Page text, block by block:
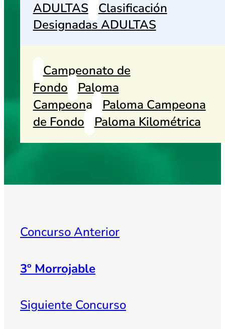
ADULTAS
Clasificación
Designadas ADULTAS
Campeonato de
Fondo
Paloma
Campeona
Paloma Campeona
de Fondo
Paloma Kilométrica
Concurso Anterior
3º Morrojable
Siguiente Concurso